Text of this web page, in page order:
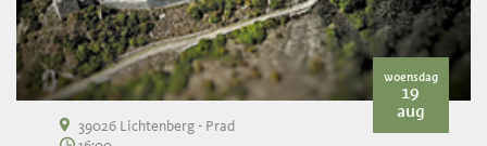
woensdag
19
aug
39026 Lichtenberg - Prad